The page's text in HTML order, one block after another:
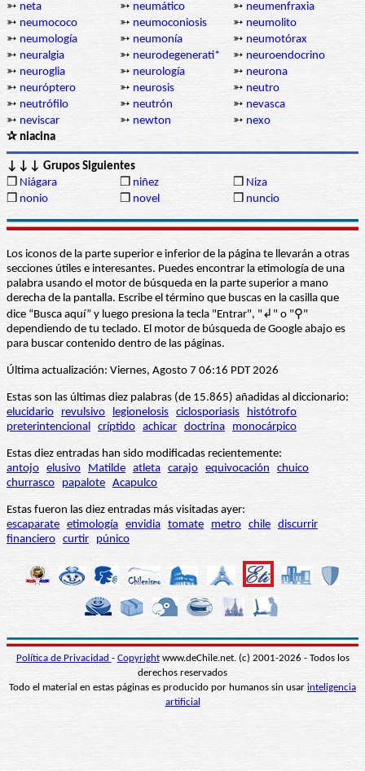
➳ neta ➳ neumático ➳ neumenfraxia
➳ neumococo ➳ neumoconiosis ➳ neumolito
➳ neumología ➳ neumonía ➳ neumotórax
➳ neuralgia ➳ neurodegenerati* ➳ neuroendocrino
➳ neuroglia ➳ neurología ➳ neurona
➳ neuróptero ➳ neurosis ➳ neutro
➳ neutrófilo ➳ neutrón ➳ nevasca
➳ neviscar ➳ newton ➳ nexo
✰ niacina
↓↓↓ Grupos Siguientes
❒ Niágara ❒ niñez ❒ Niza
❒ nonio ❒ novel ❒ nuncio
Los iconos de la parte superior e inferior de la página te llevarán a otras
secciones útiles e interesantes. Puedes encontrar la etimología de una
palabra usando el motor de búsqueda en la parte superior a mano
derecha de la pantalla. Escribe el término que buscas en la casilla que
dice “Busca aquí” y luego presiona la tecla "Entrar", "↲" o "⚲"
dependiendo de tu teclado. El motor de búsqueda de Google abajo es
para buscar contenido dentro de las páginas.
Última actualización: Viernes, Agosto 7 06:16 PDT 2026
Estas son las últimas diez palabras (de 15.865) añadidas al diccionario:
elucidario
revulsivo legionelosis ciclosporiasis
histótrofo
preterintencional críptido achicar doctrina monocárpico
Estas diez entradas han sido modificadas recientemente:
antojo elusivo Matilde atleta carajo equivocación
chuico
churrasco
papalote Acapulco
Estas fueron las diez entradas más visitadas ayer:
escaparate etimología envidia tomate metro chile discurrir
financiero curtir púnico
Política de Privacidad - Copyrightwww.deChile.net. (c) 2001-2026 - Todos los
derechos reservados
Todo el material en estas páginas es producido por humanos sin usar inteligencia
artificial